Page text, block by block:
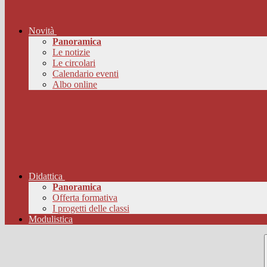
Novità
Panoramica
Le notizie
Le circolari
Calendario eventi
Albo online
Didattica
Panoramica
Offerta formativa
I progetti delle classi
Modulistica